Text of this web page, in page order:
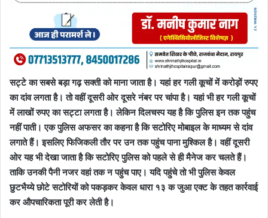
सट्टे का सबसे बड़ा गढ़ सक्ती को माना जाता है। यहां हर गली कूचों में करोड़ों रुपए
का दांव लगता है। तो वहीं दूसरी ओर दूसरे नंबर पर चांपा है। यहां भी हर गली कूचों
में लाखों रुपए का सट्टा लगता है। लेकिन दिलचस्प यह है कि पुलिस इन तक पहुंच
नहीं पाती। एक पुलिस अफसर का कहना है कि सटोरिए मोबाइल के माध्यम से दांव
लगाते हैं। इसलिए फिजिकली तौर पर उन तक पहुंच पाना मुश्किल है। वहीं दूसरी
ओर यह भी देखा जाता है कि सटोरिए पुलिस को पहले से ही मैनेज कर चलते हैं।
ताकि उनकी पैनी नजर वहां तक न पहुंच पाए। यदि पहुंचे तो भी पुलिस केवल
छुटभैय्ये छोटे सटोरियों को पकड़कर केवल धारा १३ क जुआ एक्ट के तहत कार्रवाई
कर औपचारिकता पूरी कर लेती है।